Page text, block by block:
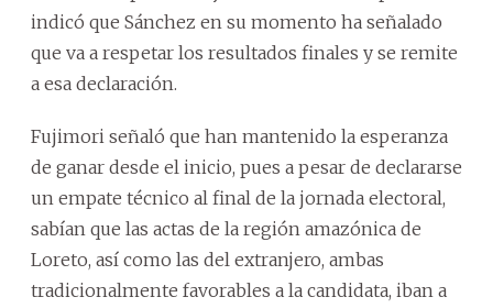
indicó que Sánchez en su momento ha señalado
que va a respetar los resultados finales y se remite
a esa declaración.
Fujimori señaló que han mantenido la esperanza
de ganar desde el inicio, pues a pesar de declararse
un empate técnico al final de la jornada electoral,
sabían que las actas de la región amazónica de
Loreto, así como las del extranjero, ambas
tradicionalmente favorables a la candidata, iban a